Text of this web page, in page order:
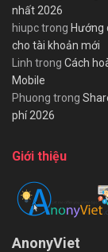
nhất 2026
hiupctrong Hướng
cho tài khoản mới
Linh trong Cách
Mobile
Phuong trong
phí 2026
Giới thiệu
AnonyViet